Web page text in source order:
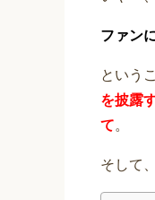
ファン
という
を披露
て。
そして、